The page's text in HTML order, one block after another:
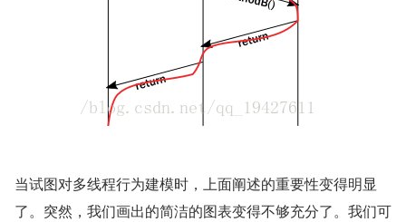
当试图对多线程行为建模时，上面阐述的重要性变得明显
了。突然，我们画出的简洁的图表变得不够充分了。我们可